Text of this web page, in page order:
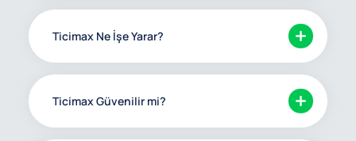
Ticimax Ne İşe Yarar?
Ticimax Güvenilir mi?